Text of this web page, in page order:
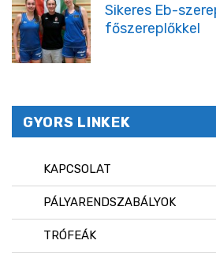
Sikeres Eb-
főszereplőkkel
GYORS LINKEK
KAPCSOLAT
PÁLYARENDSZABÁLYOK
TRÓFEÁK